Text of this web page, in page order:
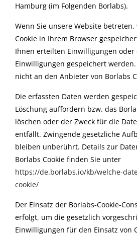
Hamburg (im Folgenden Borlabs).
Wenn Sie unsere Website
Cookie in Ihrem Browser
Ihnen erteilten Einwilligungen
Einwilligungen gespeichert
nicht an den Anbieter von Borlabs
Die erfassten Daten werden
Löschung auffordern bzw. das
löschen oder der Zweck für die
entfällt. Zwingende gesetzliche
bleiben unberührt. Details zur
Borlabs Cookie finden Sie unter
https://de.borlabs.io/kb/welche-
cookie/
Der Einsatz der Borlabs-Cookie-
erfolgt, um die gesetzlich
Einwilligungen für den Einsatz von